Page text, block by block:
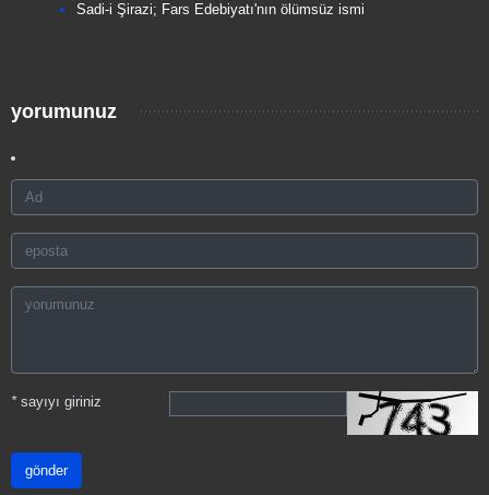
Sadi-i Şirazi; Fars Edebiyatı'nın ölümsüz ismi
yorumunuz
*sayıyı giriniz
gönder